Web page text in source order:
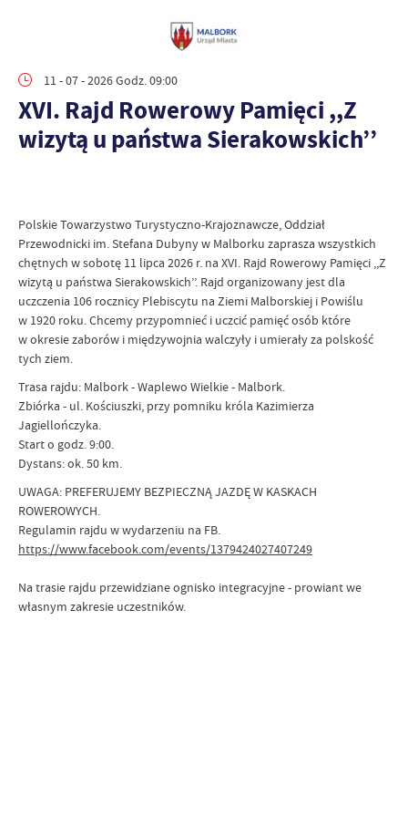
11 - 07 - 2026 Godz. 09:00
XVI. Rajd Rowerowy Pamięci ,,Z
wizytą u państwa Sierakowskich’’
Polskie Towarzystwo Turystyczno-Krajoznawcze, Oddział
Przewodnicki im. Stefana Dubyny w Malborku zaprasza wszystkich
chętnych w sobotę 11 lipca 2026 r. na XVI. Rajd Rowerowy Pamięci ,,Z
wizytą u państwa Sierakowskich’’. Rajd organizowany jest dla
uczczenia 106 rocznicy Plebiscytu na Ziemi Malborskiej i Powiślu
w 1920 roku. Chcemy przypomnieć i uczcić pamięć osób które
w okresie zaborów i międzywojnia walczyły i umierały za polskość
tych ziem.
Trasa rajdu: Malbork - Waplewo Wielkie - Malbork.
Zbiórka - ul. Kościuszki, przy pomniku króla Kazimierza
Jagiellończyka.
Start o godz. 9:00.
Dystans: ok. 50 km.
UWAGA: PREFERUJEMY BEZPIECZNĄ JAZDĘ W KASKACH
ROWEROWYCH.
Regulamin rajdu w wydarzeniu na FB.
https://www.facebook.com/events/1379424027407249
Na trasie rajdu przewidziane ognisko integracyjne - prowiant we
własnym zakresie uczestników.